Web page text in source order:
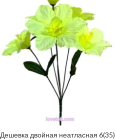
ЧИТАТИ ДАЛІ
Дешевка двойная неатласная 6(35)